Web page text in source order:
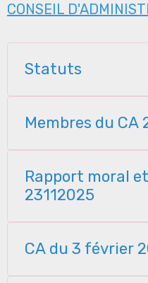
CONSEIL
Statuts
Membres du CA
Rapport moral
23112025
CA du 3 février